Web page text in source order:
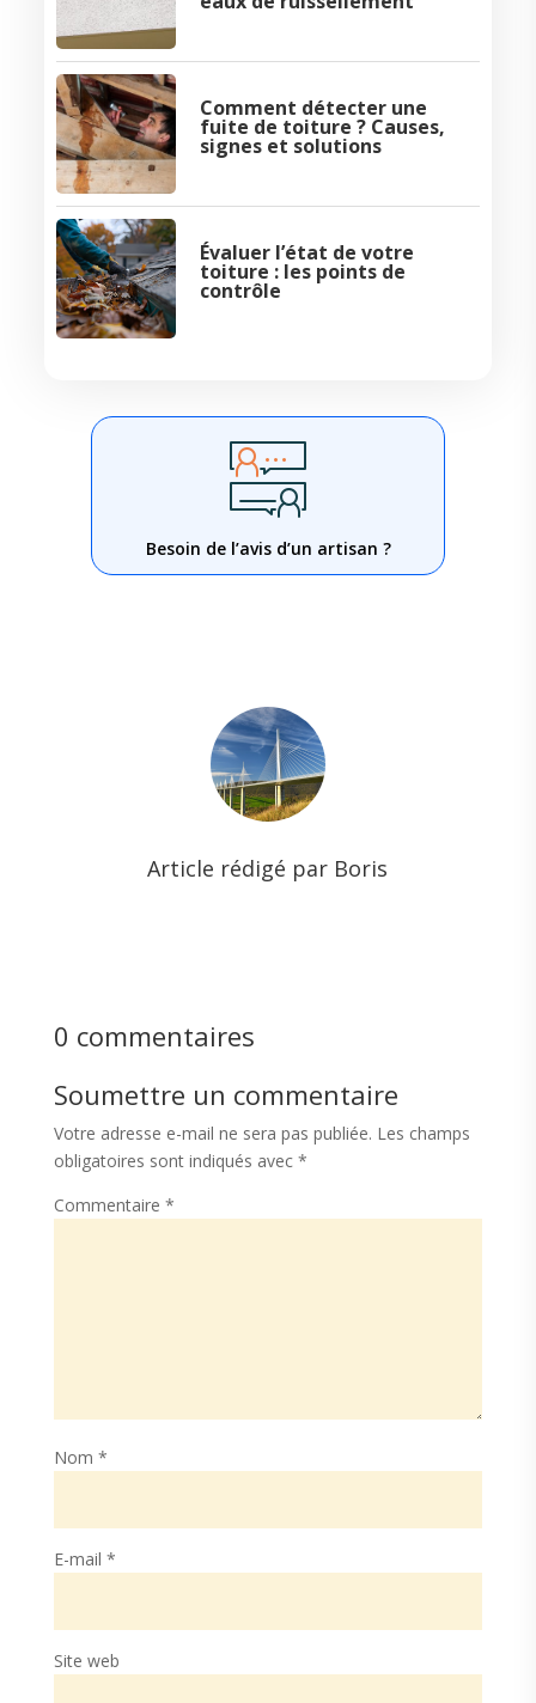
Comment détecter une
fuite de toiture ? Causes,
signes et solutions
Évaluer l’état de votre
toiture : les points de
contrôle
Besoin de l’avis d’un artisan ?
Article rédigé par Boris
0 commentaires
Soumettre un commentaire
Votre adresse e-mail ne sera pas publiée. Les champs
obligatoires sont indiqués avec *
Commentaire *
Nom *
E-mail *
Site web